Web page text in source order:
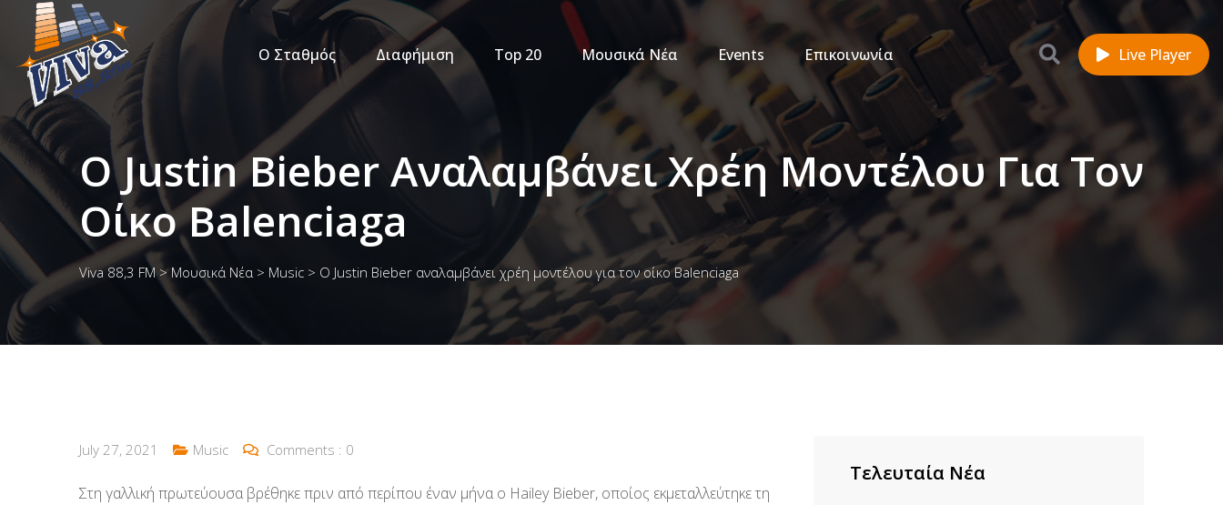
Ο Σταθμός Διαφήμιση Top 20 Μουσικά Νέα Events Επικοινωνία Live Player
O Justin Bieber Αναλαμβάνει Χρέη Μοντέλου Για Τον
Οίκο Balenciaga
Viva 88,3 FM> Μουσικά Νέα > Music > O Justin Bieber αναλαμβάνει χρέη μοντέλου για τον οίκο Balenciaga
July 27, 2021 Music Comments : 0
Στη γαλλική πρωτεύουσα βρέθηκε πριν από περίπου έναν μήνα ο Hailey Bieber, οποίος εκμεταλλεύτηκε τη
Τελευταία Νέα